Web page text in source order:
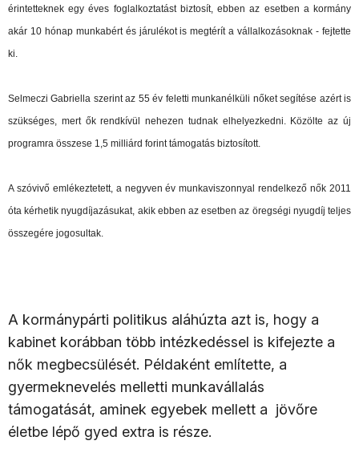
érintetteknek egy éves foglalkoztatást biztosít, ebben az esetben a kormány
akár 10 hónap munkabért és járulékot is megtérít a vállalkozásoknak - fejtette
ki.
Selmeczi Gabriella szerint az 55 év feletti munkanélküli nőket segítése azért is
szükséges, mert ők rendkívül nehezen tudnak elhelyezkedni. Közölte az új
programra összese 1,5 milliárd forint támogatás biztosított.
A szóvivő emlékeztetett, a negyven év munkaviszonnyal rendelkező nők 2011
óta kérhetik nyugdíjazásukat, akik ebben az esetben az öregségi nyugdíj teljes
összegére jogosultak.
A kormánypárti politikus aláhúzta azt is, hogy a
kabinet korábban több intézkedéssel is kifejezte a
nők megbecsülését. Példaként említette, a
gyermeknevelés melletti munkavállalás
támogatását, aminek egyebek mellett a jövőre
életbe lépő gyed extra is része.